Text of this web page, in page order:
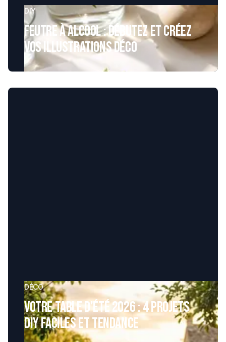
DIY
Feutre à alcool : débutez et créez
vos illustrations déco
DÉCO
Votre table d’été 2026 : 4 projets
DIY faciles et tendance